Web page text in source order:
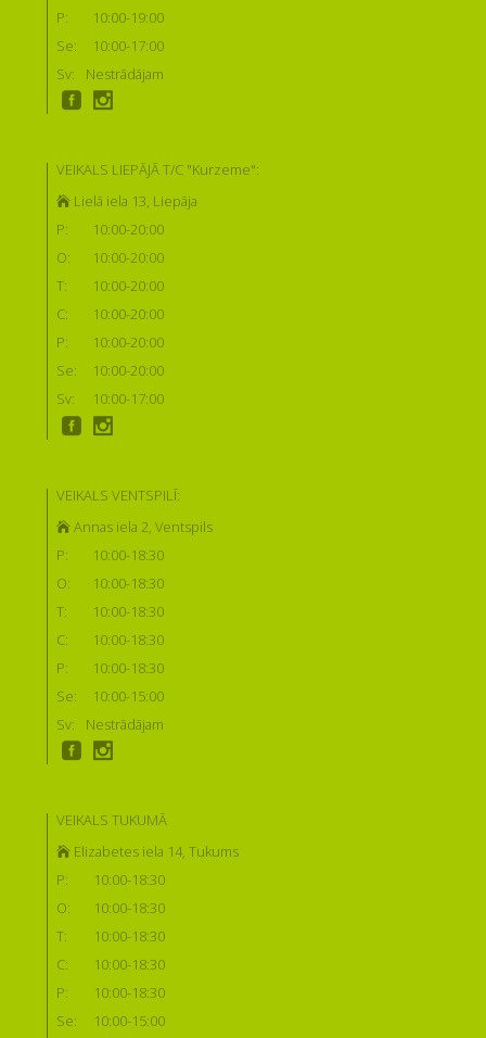
P:
10:00-19:00
Se:
10:00-17:00
Sv:
Nestrādājam
VEIKALS LIEPĀJĀ T/C "Kurzeme":
Lielā iela 13, Liepāja
P:
10:00-20:00
O:
10:00-20:00
T:
10:00-20:00
C:
10:00-20:00
P:
10:00-20:00
Se:
10:00-20:00
Sv:
10:00-17:00
VEIKALS VENTSPILĪ:
Annas iela 2, Ventspils
P:
10:00-18:30
O:
10:00-18:30
T:
10:00-18:30
C:
10:00-18:30
P:
10:00-18:30
Se:
10:00-15:00
Sv:
Nestrādājam
VEIKALS TUKUMĀ
Elizabetes iela 14, Tukums
P:
10:00-18:30
O:
10:00-18:30
T:
10:00-18:30
C:
10:00-18:30
P:
10:00-18:30
Se:
10:00-15:00